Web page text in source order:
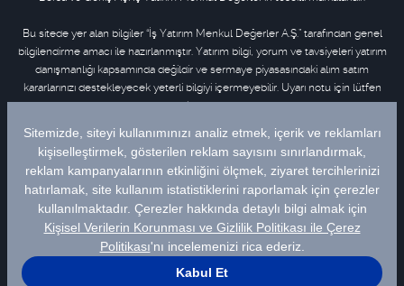
Bu sitede yer alan bilgiler “İş Yatırım Menkul Değerler A.Ş.” tarafından genel
bilgilendirme amacı ile hazırlanmıştır. Yatırım bilgi, yorum ve tavsiyeleri yatırım
danışmanlığı kapsamında değildir ve sermaye piyasasındaki alım satım
kararlarınızı destekleyecek yeterli bilgiyi içermeyebilir. Uyarı notu için lütfen
tıklayınız.
Bu içeriğe ilişkin tüm telif hakları İş Yatırım Menkul Değerler A.Ş.’ye aittir. Bu
içerik, açık iznimiz olmaksızın başkaları tarafından herhangi bir amaçla, kısmen
veya tamamen çoğaltılamaz, dağıtılamaz, yayımlanamaz veya değiştirilemez.
Veriler Matriks Finansal Teknolojiler A.Ş. tarafından sağlanmaktadır. Uyarı notu